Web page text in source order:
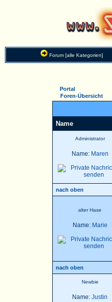
Forum [alle Kategorien]
Portal
Foren-Übersicht
Name
Administrator
Name: Maren
nach oben
alter Hase
Name: Marie
nach oben
Newbie
Name: Justin